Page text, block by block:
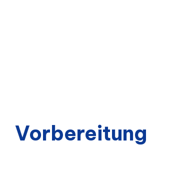
Vorbereitung